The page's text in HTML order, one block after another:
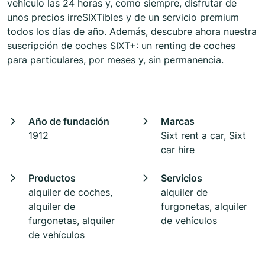
vehículo las 24 horas y, como siempre, disfrutar de
unos precios irreSIXTibles y de un servicio premium
todos los días de año. Además, descubre ahora nuestra
suscripción de coches SIXT+: un renting de coches
para particulares, por meses y, sin permanencia.
Año de fundación
1912
Marcas
Sixt rent a car, Sixt
car hire
Productos
alquiler de coches,
alquiler de
furgonetas, alquiler
de vehículos
Servicios
alquiler de
furgonetas, alquiler
de vehículos